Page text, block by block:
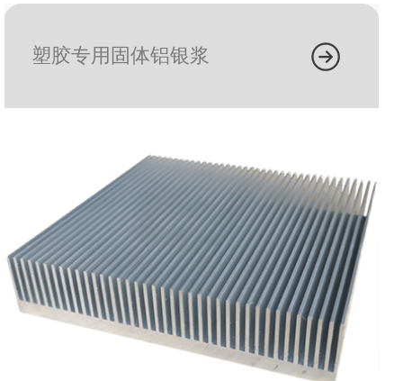
塑胶专用固体铝银浆